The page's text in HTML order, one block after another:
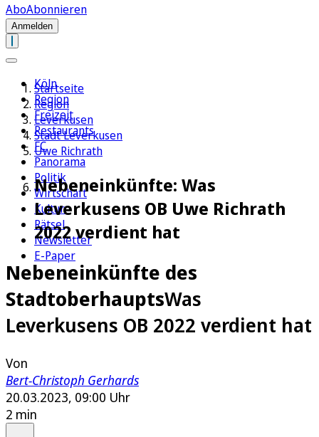
AboAbonnieren
Anmelden
Köln
Region
Freizeit
Restaurants
FC
Panorama
Politik
Wirtschaft
Kultur
Rätsel
Newsletter
E-Paper
Startseite
Region
Leverkusen
Stadt Leverkusen
Uwe Richrath
Nebeneinkünfte: Was
Leverkusens OB Uwe Richrath
2022 verdient hat
Nebeneinkünfte des
StadtoberhauptsWas
Leverkusens OB 2022 verdient hat
Von
Bert-Christoph Gerhards
20.03.2023, 09:00 Uhr
2 min